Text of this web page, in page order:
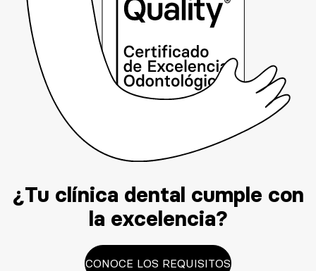
¿Tu clínica dental cumple con
la excelencia?
CONOCE LOS REQUISITOS